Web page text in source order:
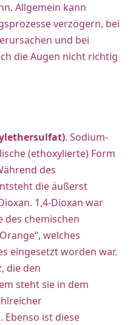
Allgemein kann
verzögern, bei
und bei
die Augen nicht richtig
. Sodium-
(ethoxylierte) Form
des
die äußerst
1,4-Dioxan war
des chemischen
welches
eingesetzt worden war.
die den
steht sie in dem
Ebenso ist diese